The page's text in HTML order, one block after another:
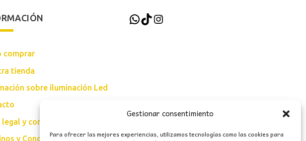
Gestionar consentimiento
Para ofrecer las mejores experiencias, utilizamos tecnologías como las cookies para
comprar
tienda
sobre iluminación Led
y condiciones de uso
y Condiciones Generales
WhatsApp
TikTokInstagram